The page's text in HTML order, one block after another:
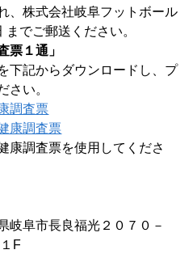
、株式会社岐阜フットボール
でご郵送ください。
票１通」
下記からダウンロードし、プ
さい。
調査票
康調査票
康調査票を使用してくださ
阜市長良福光２０７０－
F